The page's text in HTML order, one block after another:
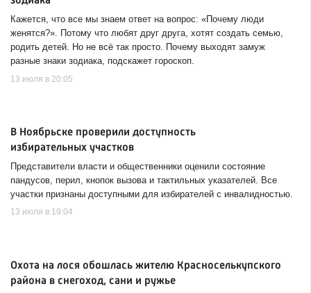
Кажется, что все мы знаем ответ на вопрос: «Почему люди
женятся?». Потому что любят друг друга, хотят создать семью,
родить детей. Но не всё так просто. Почему выходят замуж
разные знаки зодиака, подскажет гороскоп.
13 июля в 20:05
В Ноябрьске проверили доступность
избирательных участков
Представители власти и общественники оценили состояние
пандусов, перил, кнопок вызова и тактильных указателей. Все
участки признаны доступными для избирателей с инвалидностью.
13 июля в 19:04
Охота на лося обошлась жителю Красноселькупского
района в снегоход, сани и ружье